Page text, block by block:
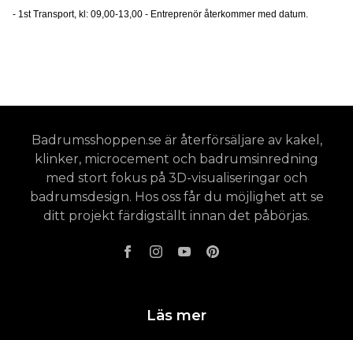
- 1st Transport, kl: 09,00-13,00 - Entreprenör återkommer med datum.
Badrumsshoppen.se är återförsäljare av kakel,
klinker, microcement och badrumsinredning
med stort fokus på 3D-visualiseringar och
badrumsdesign. Hos oss får du möjlighet att se
ditt projekt färdigställt innan det påbörjas.
Läs mer